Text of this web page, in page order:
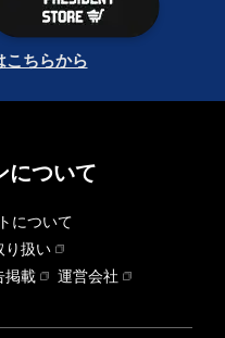
こちらから
について
について
り扱い
掲載
運営会社